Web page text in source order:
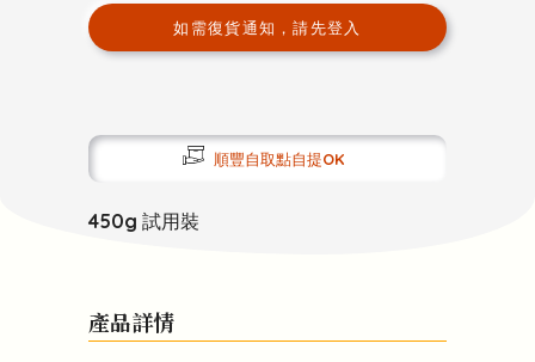
如需復貨通知，請先登入
順豐自取點自提OK
450g 試用裝
產品詳情